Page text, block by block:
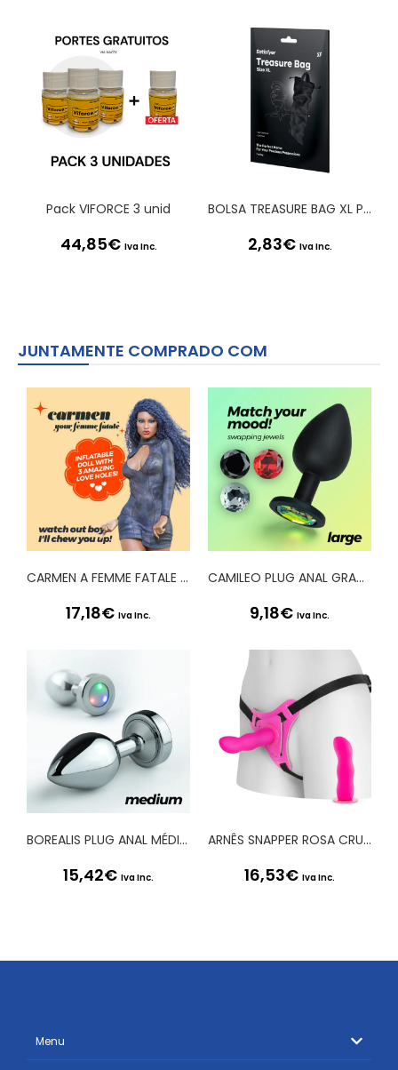
Pack VIFORCE 3 unid
44,85€ Iva Inc.
BOLSA TREASURE BAG XL PRETA SATISFYER
2,83€ Iva Inc.
JUNTAMENTE COMPRADO COM
CARMEN A FEMME FATALE BONECA INSUFLÁVEL MULATA CRUSHIOUS
17,18€ Iva Inc.
CAMILEO PLUG ANAL GRANDE COM 4 JOIAS INTERCAMBIÁVEIS CRUSHIOUS
9,18€ Iva Inc.
BOREALIS PLUG ANAL MÉDIO COM LED CRUSHIOUS
15,42€ Iva Inc.
ARNÊS SNAPPER ROSA CRUSHIOUS
16,53€ Iva Inc.
Menu